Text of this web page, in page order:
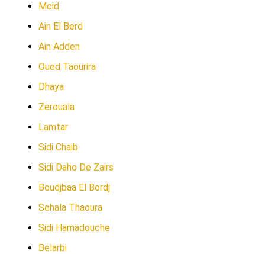
Mcid
Ain El Berd
Ain Adden
Oued Taourira
Dhaya
Zerouala
Lamtar
Sidi Chaib
Sidi Daho De Zairs
Boudjbaa El Bordj
Sehala Thaoura
Sidi Hamadouche
Belarbi